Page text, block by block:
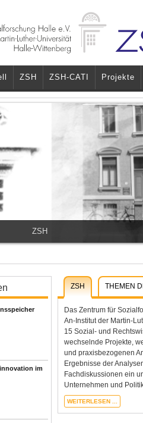
ZSH ZSH-CATI Projekte
ZSH
im
ZSH THEMEN
Das Zentrum für
An-Institut der Martin-
15 Sozial- und
wechselnde Projekte,
und praxisbezogenen
Ergebnisse der
Fachdiskussionen ein
Unternehmen und
WEITERLESEN ...